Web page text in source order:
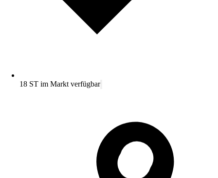
18 ST im Markt verfügbar